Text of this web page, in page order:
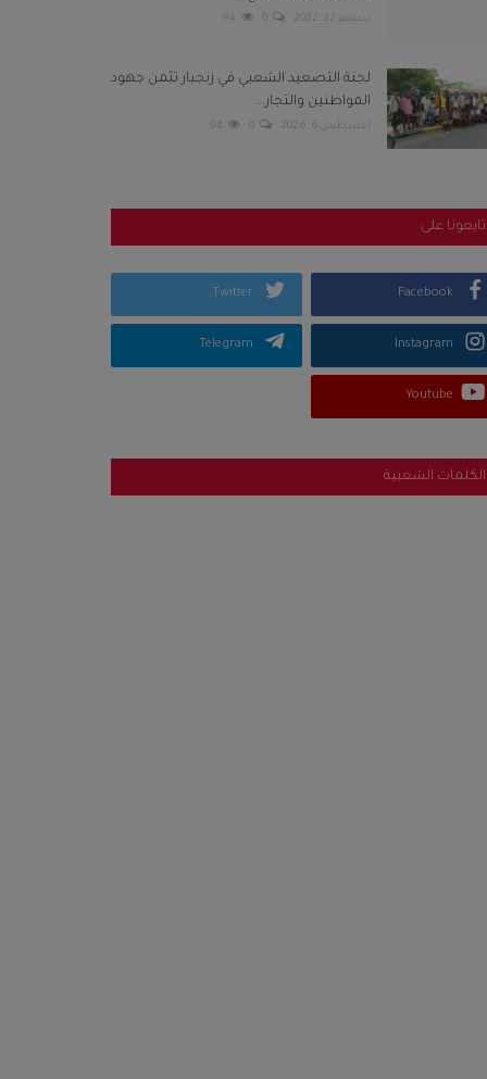
سبتمبر 22, 2022 0
94
لجنة التصعيد الشعبي في زنجبار تثمن جهود
المواطنين والتجار...
أغسطس 6, 2026 0
94
تابعونا على
Facebook
Twitter
Instagram
Telegram
Youtube
الكلمات الشعبية